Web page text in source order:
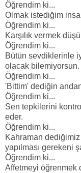
Öğrendim ki...
Olmak istediğim
Öğrendim ki...
Karşılık vermek
Öğrendim ki...
Bütün sevdiklerinle
olacak bilemiyorsun.
Öğrendim ki...
'Bittim' dediğin
Öğrendim ki...
Sen tepkilerini
eder.
Öğrendim ki...
Kahraman
yapılması gerekeni
Öğrendim ki...
Affetmeyi öğrenmek